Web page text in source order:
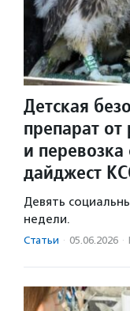
Детская
препарат
и
дайджест
Девять
недели.
Статьи · 05.06.2026 ·